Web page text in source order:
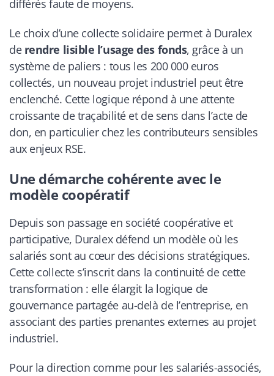
différés faute de moyens.
Le choix d’une collecte solidaire permet à Duralex
de rendre lisible l’usage des fonds, grâce à un
système de paliers : tous les 200 000 euros
collectés, un nouveau projet industriel peut être
enclenché. Cette logique répond à une attente
croissante de traçabilité et de sens dans l’acte de
don, en particulier chez les contributeurs sensibles
aux enjeux RSE.
Une démarche cohérente avec le
modèle coopératif
Depuis son passage en société coopérative et
participative, Duralex défend un modèle où les
salariés sont au cœur des décisions stratégiques.
Cette collecte s’inscrit dans la continuité de cette
transformation : elle élargit la logique de
gouvernance partagée au-delà de l’entreprise, en
associant des parties prenantes externes au projet
industriel.
Pour la direction comme pour les salariés-associés,